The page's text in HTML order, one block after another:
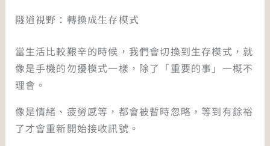
隧道視野：轉換成生存模式
當生活比較艱辛的時候，我們會切換到生存模式，就
像是手機的勿擾模式一樣，除了「重要的事」一概不
理會。
像是情緒、疲勞感等，都會被暫時忽略，等到有餘裕
了才會重新開始接收訊號。